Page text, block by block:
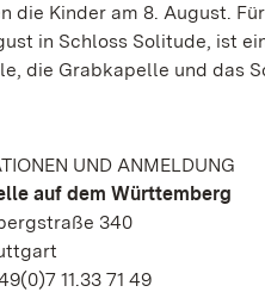
die Kinder am 8. August.
in Schloss Solitude, ist
die Grabkapelle und das
UND ANMELDUNG
auf dem Württemberg
340
11.33 71 49